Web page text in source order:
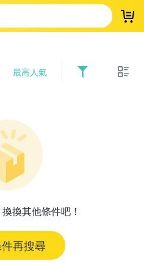
登
最高人氣
換其他條件吧！
再搜尋